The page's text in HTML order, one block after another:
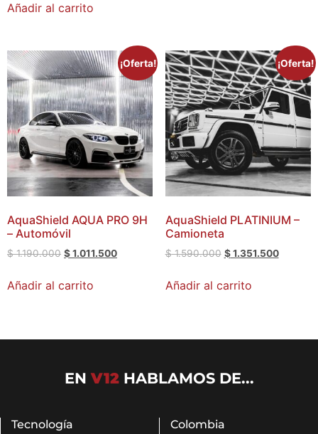
Añadir al carrito
¡Oferta!
AquaShield AQUA PRO 9H
– Automóvil
$1.190.000 $1.011.500
Añadir al carrito
¡Oferta!
AquaShield PLATINIUM –
Camioneta
$1.590.000 $1.351.500
Añadir al carrito
ENV12HABLAMOS DE...
Tecnología
Colombia